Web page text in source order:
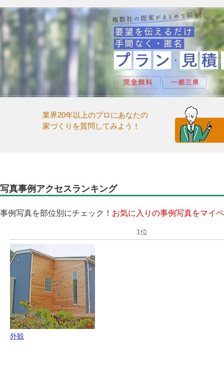
業界20年以上のプロにあなたの
家づくりを質問してみよう！
写真事例アクセスランキング
事例写真を部位別にチェック！ お気に入りの事例写真をマイ
外観